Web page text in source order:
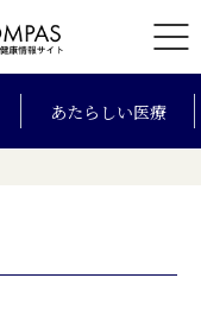
あたらしい医療